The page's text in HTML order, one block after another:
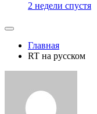
2 недели спустя
Главная
RT на русском